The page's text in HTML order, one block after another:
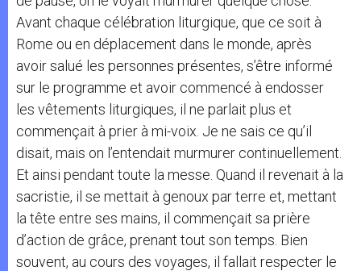
Avant chaque célébration liturgique, que ce soit à
Rome ou en déplacement dans le monde, après
avoir salué les personnes présentes, s’être informé
sur le programme et avoir commencé à endosser
les vêtements liturgiques, il ne parlait plus et
commençait à prier à mi-voix. Je ne sais ce qu’il
disait, mais on l’entendait murmurer continuellement.
Et ainsi pendant toute la messe. Quand il revenait à la
sacristie, il se mettait à genoux par terre et, mettant
la tête entre ses mains, il commençait sa prière
d’action de grâce, prenant tout son temps. Bien
souvent, au cours des voyages, il fallait respecter le